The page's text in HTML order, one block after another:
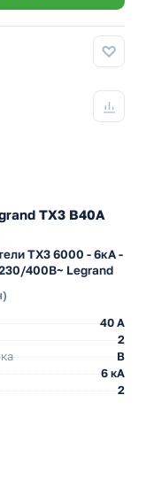
TX3 B40A
TX3 6000 - 6кА -
400В~ Legrand
40 A
2
B
6 кА
2